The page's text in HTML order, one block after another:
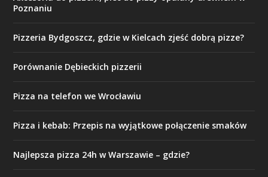
Poznaniu
Pizzeria Bydgoszcz, gdzie w Kielcach zjeść dobrą pizze?
Porównanie Dębieckich pizzerii
Pizza na telefon we Wrocławiu
Pizza i kebab: Przepis na wyjątkowe połączenie smaków
Najlepsza pizza 24h w Warszawie – gdzie?